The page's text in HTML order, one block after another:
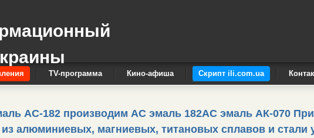
TV-программа Кино-афиша Скрипт ili.com.ua
АС-182 производим АС эмаль 182АС эмаль АК-070
из алюминиевых, магниевых, титановых сплавов и стали